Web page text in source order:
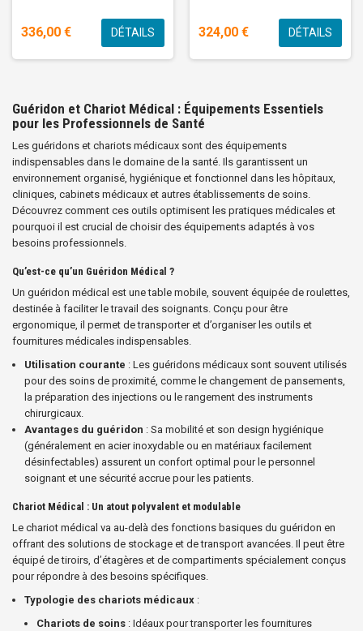
336,00 € DÉTAILS 324,00 € DÉTAILS
Guéridon et Chariot Médical : Équipements Essentiels
pour les Professionnels de Santé
Les guéridons et chariots médicaux sont des équipements
indispensables dans le domaine de la santé. Ils garantissent un
environnement organisé, hygiénique et fonctionnel dans les hôpitaux,
cliniques, cabinets médicaux et autres établissements de soins.
Découvrez comment ces outils optimisent les pratiques médicales et
pourquoi il est crucial de choisir des équipements adaptés à vos
besoins professionnels.
Qu’est-ce qu’un Guéridon Médical ?
Un guéridon médical est une table mobile, souvent équipée de roulettes,
destinée à faciliter le travail des soignants. Conçu pour être
ergonomique, il permet de transporter et d’organiser les outils et
fournitures médicales indispensables.
Utilisation courante : Les guéridons médicaux sont souvent utilisés
pour des soins de proximité, comme le changement de pansements,
la préparation des injections ou le rangement des instruments
chirurgicaux.
Avantages du guéridon : Sa mobilité et son design hygiénique
(généralement en acier inoxydable ou en matériaux facilement
désinfectables) assurent un confort optimal pour le personnel
soignant et une sécurité accrue pour les patients.
Chariot Médical : Un atout polyvalent et modulable
Le chariot médical va au-delà des fonctions basiques du guéridon en
offrant des solutions de stockage et de transport avancées. Il peut être
équipé de tiroirs, d’étagères et de compartiments spécialement conçus
pour répondre à des besoins spécifiques.
Typologie des chariots médicaux :
Chariots de soins : Idéaux pour transporter les fournitures